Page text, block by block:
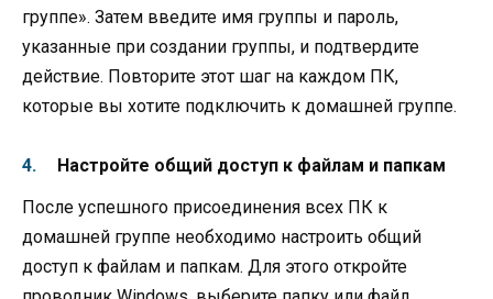
группе». Затем введите имя группы и пароль,
указанные при создании группы, и подтвердите
действие. Повторите этот шаг на каждом ПК,
которые вы хотите подключить к домашней группе.
Настройте общий доступ к файлам и папкам
После успешного присоединения всех ПК к
домашней группе необходимо настроить общий
доступ к файлам и папкам. Для этого откройте